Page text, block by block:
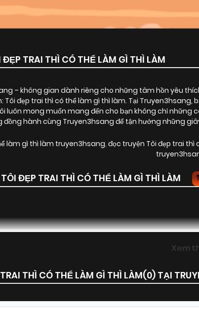
ĐẸP TRAI THÌ CÓ THỂ LÀM GÌ THÌ LÀM
– không gian dành riêng cho những tâm hồn yêu
Tôi đẹp trai thì có thể làm gì thì làm. Tại Truyen3hsang,
luôn mong muốn mang đến cho bạn không chỉ
hành cùng Truyen3hsang để tận hưởng những
làm gì thì làm truyen3hsang, đọc truyện Tôi đẹp trai
ĐẸP TRAI THÌ CÓ THỂ LÀM GÌ THÌ LÀM
Xem
THÌ CÓ THỂ LÀM GÌ THÌ LÀM(0) TẠI